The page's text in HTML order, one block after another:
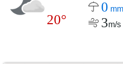
20°
0 mm
3m/s